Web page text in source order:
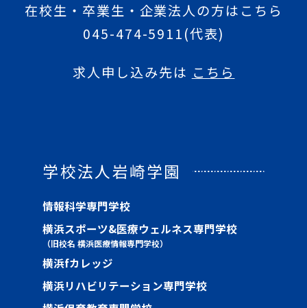
在校生・卒業生・企業法人の方はこちら
045-474-5911(代表)
求人申し込み先は こちら
学校法人岩崎学園
情報科学専門学校
横浜スポーツ&医療ウェルネス専門学校
（旧校名 横浜医療情報専門学校）
横浜fカレッジ
横浜リハビリテーション専門学校